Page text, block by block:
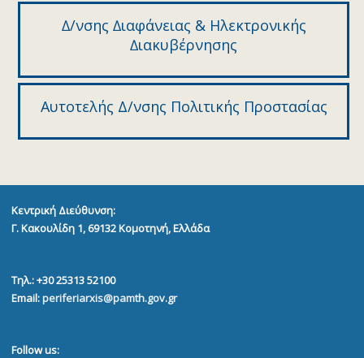
∆/νσης ∆ιαφάνειας & Ηλεκτρονικής
∆ιακυβέρνησης
Αυτοτελής Δ/νσης Πολιτικής Προστασίας
Κεντρική Διεύθυνση:
Γ. Κακουλίδη 1, 69132Κομοτηνή, Ελλάδα
Τηλ.: +30 25313 52100
Email:periferiarxis@pamth.gov.gr
Follow us: